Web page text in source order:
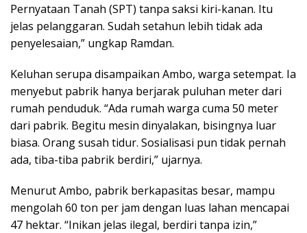
Pernyataan Tanah (SPT) tanpa saksi kiri-kanan. Itu
jelas pelanggaran. Sudah setahun lebih tidak ada
penyelesaian,” ungkap Ramdan.
Keluhan serupa disampaikan Ambo, warga setempat. Ia
menyebut pabrik hanya berjarak puluhan meter dari
rumah penduduk. “Ada rumah warga cuma 50 meter
dari pabrik. Begitu mesin dinyalakan, bisingnya luar
biasa. Orang susah tidur. Sosialisasi pun tidak pernah
ada, tiba-tiba pabrik berdiri,” ujarnya.
Menurut Ambo, pabrik berkapasitas besar, mampu
mengolah 60 ton per jam dengan luas lahan mencapai
47 hektar. “Inikan jelas ilegal, berdiri tanpa izin,”